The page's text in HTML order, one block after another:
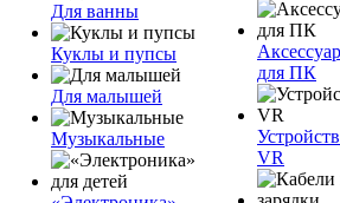
Для ванны
Куклы и пупсы
Для малышей
Музыкальные
для ПК
VR